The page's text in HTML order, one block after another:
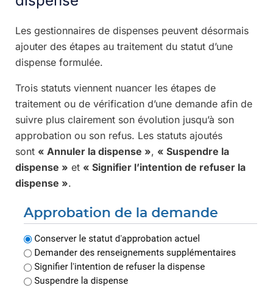
Les gestionnaires de dispenses peuvent désormais
ajouter des étapes au traitement du statut d’une
dispense formulée.
Trois statuts viennent nuancer les étapes de
traitement ou de vérification d’une demande afin de
suivre plus clairement son évolution jusqu’à son
approbation ou son refus. Les statuts ajoutés
sont « Annuler la dispense », « Suspendre la
dispense » et « Signifier l’intention de refuser la
dispense ».